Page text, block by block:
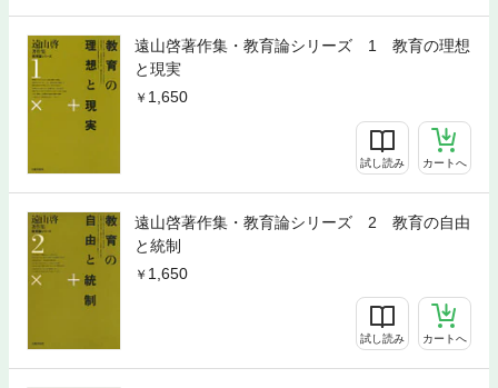
遠山啓著作集・教育論シリーズ 1 教育の理想
と現実
1,650
試し読み カートへ
遠山啓著作集・教育論シリーズ 2 教育の自由
と統制
1,650
試し読み カートへ